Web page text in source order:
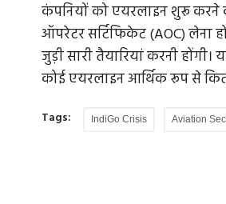
कंपनियों को एयरलाइन शुरू करने
ऑपरेटर सर्टिफिकेट (AOC) लेना
जुड़ी सारी तैयारियां करनी
कोई एयरलाइन आर्थिक रूप से
Tags: IndiGo Crisis Aviation